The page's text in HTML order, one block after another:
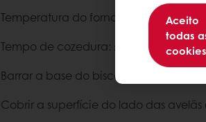
Temperatura do forno: ± 200ºC.
Tempo de cozedura: ±15 minutos.
Barrar a base do biscoito com
Cobrir a superfície do lado das avelãs
Aceito
todas
cookies